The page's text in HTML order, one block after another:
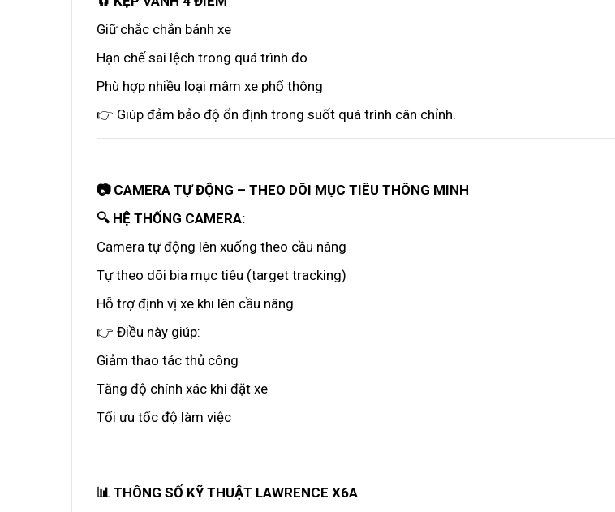
Giữ chắc chắn bánh xe
Hạn chế sai lệch trong quá trình đo
Phù hợp nhiều loại mâm xe phổ thông
👉 Giúp đảm bảo độ ổn định trong suốt quá trình cân chỉnh.
📷 CAMERA TỰ ĐỘNG – THEO DÕI MỤC TIÊU THÔNG MINH
🔍 HỆ THỐNG CAMERA:
Camera tự động lên xuống theo cầu nâng
Tự theo dõi bia mục tiêu (target tracking)
Hỗ trợ định vị xe khi lên cầu nâng
👉 Điều này giúp:
Giảm thao tác thủ công
Tăng độ chính xác khi đặt xe
Tối ưu tốc độ làm việc
📊 THÔNG SỐ KỸ THUẬT LAWRENCE X6A